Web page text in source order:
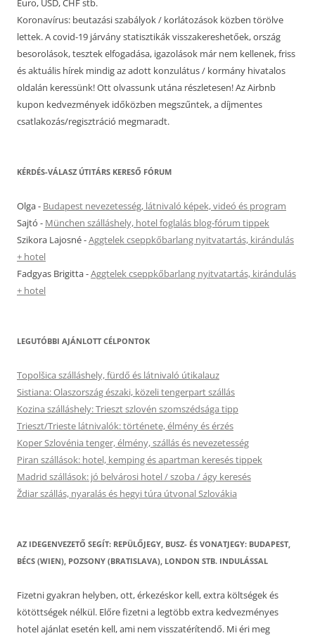
Euro, USD, CHF stb.
Koronavírus: beutazási szabályok / korlátozások közben törölve
lettek. A covid-19 járvány statisztikák visszakereshetőek, ország
besorolások, tesztek elfogadása, igazolások már nem kellenek, friss
és aktuális hírek mindig az adott konzulátus / kormány hivatalos
oldalán keressünk! Ott olvassunk utána részletesen! Az Airbnb
kupon kedvezmények időközben megszűntek, a díjmentes
csatlakozás/regisztráció megmaradt.
KÉRDÉS-VÁLASZ ÚTITÁRS KERESŐ FÓRUM
Olga- Budapest nevezetesség, látnivaló képek, videó és program
Sajtó - München szálláshely, hotel foglalás blog-fórum tippek
Szikora Lajosné-Aggtelek cseppkőbarlang nyitvatartás, kirándulás
+ hotel
Fadgyas Brigitta-Aggtelek cseppkőbarlang nyitvatartás, kirándulás
+ hotel
LEGUTÓBBI AJÁNLOTT CÉLPONTOK
Topolšica szálláshely, fürdő és látnivaló útikalauz
Sistiana: Olaszország északi, közeli tengerpart szállás
Kozina szálláshely: Trieszt szlovén szomszédsága tipp
Trieszt/Trieste látnivalók: története, élmény és érzés
Koper Szlovénia tenger, élmény, szállás és nevezetesség
Piran szállások: hotel, kemping és apartman keresés tippek
Madrid szállások: jó belvárosi hotel / szoba / ágy keresés
Ždiar szállás, nyaralás és hegyi túra útvonal Szlovákia
AZ IDEGENVEZETŐ SEGÍT: REPÜLŐJEGY, BUSZ- ÉS VONATJEGY: BUDAPEST,
BÉCS (WIEN), POZSONY (BRATISLAVA), LONDON STB. INDULÁSSAL
Fizetni gyakran helyben, ott, érkezéskor kell, extra költségek és
kötöttségek nélkül. Előre fizetni a legtöbb extra kedvezményes
hotel ajánlat esetén kell, ami nem visszatérítendő. Mi éri meg